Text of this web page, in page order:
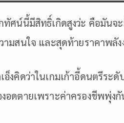
ทัศน์นี้มีสิทธิ์เกิดสูงว่ะ คือมันจ
ามสนใจ และสุดท้ายราคาพลั
อ็งคิดว่าในเกมเก้าอี้ดนตรีระ
อดตายเพราะค่าครองชีพพุ่ง